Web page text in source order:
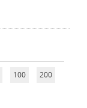
100 200